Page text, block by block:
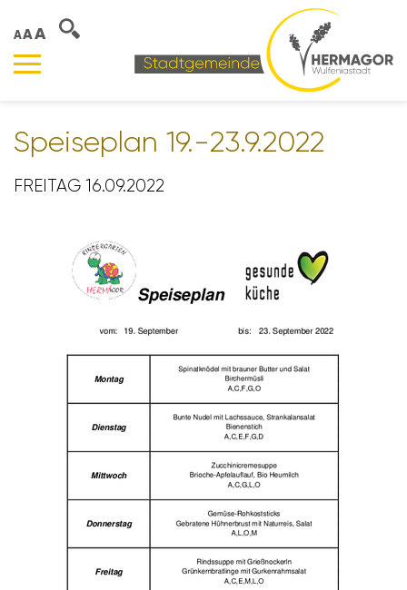
AAA
Spei­se­plan 19.-23.9.2022
FREITAG 16.09.2022